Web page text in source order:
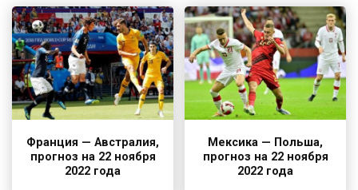
Франция — Австралия,
прогноз на 22 ноября
2022 года
Мексика — Польша,
прогноз на 22 ноября
2022 года